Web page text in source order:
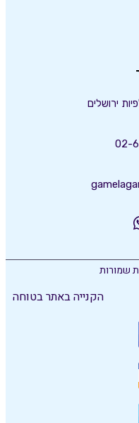
02-
הקנייה באתר בטוחה